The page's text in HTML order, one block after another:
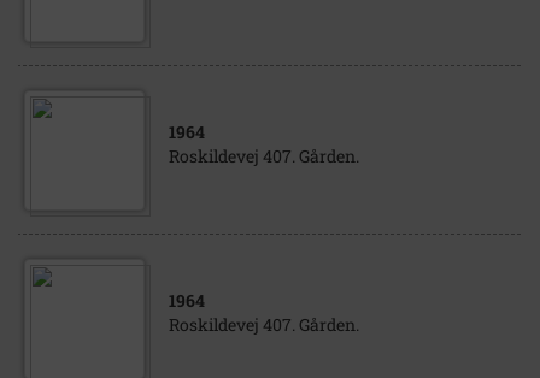
1964
Roskildevej 407. Gården.
1964
Roskildevej 407. Gården.